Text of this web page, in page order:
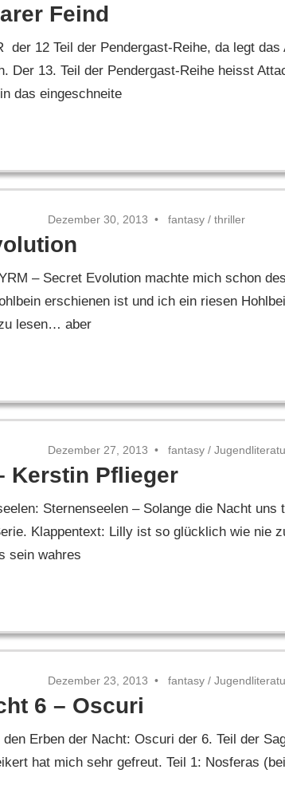
Feind
12 Teil der Pendergast-Reihe, da legt das
Der 13. Teil der Pendergast-Reihe heisst
das eingeschneite
Dezember 30, 2013 fantasy /thriller
– Secret Evolution machte mich schon
erschienen ist und ich ein riesen
lesen… aber
Dezember 27, 2013 fantasy /
Kerstin Pflieger
Sternenseelen – Solange die Nacht
Klappentext: Lilly ist so glücklich wie nie
sein wahres
Dezember 23, 2013 fantasy /
6 – Oscuri
Erben der Nacht: Oscuri der 6. Teil der
hat mich sehr gefreut. Teil 1: Nosferas